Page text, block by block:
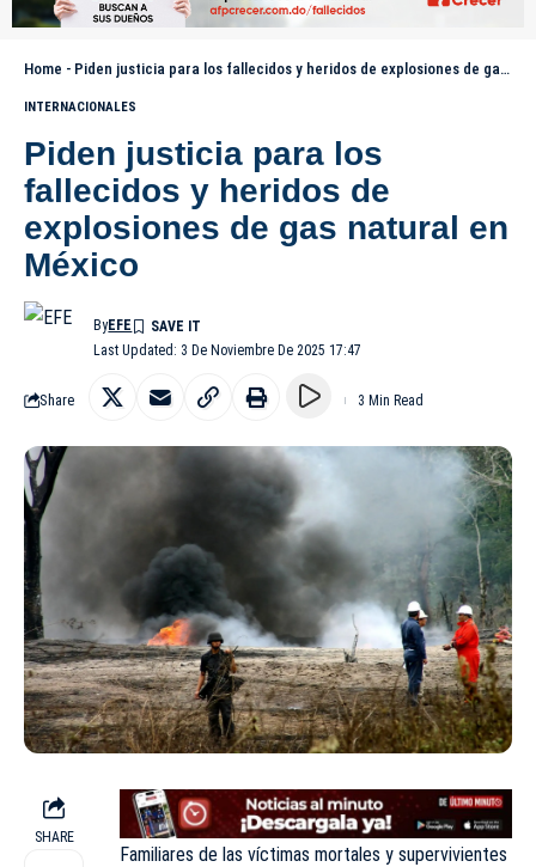
Home - Piden justicia para los fallecidos y heridos de explosiones de gas natural en México
INTERNACIONALES
Piden justicia para los
fallecidos y heridos de
explosiones de gas natural en
México
Last Updated: 3 De Noviembre De 2025 17:47
ByEFE
Share 3 Min Read
SHARE
Familiares de las víctimas mortales y supervivientes